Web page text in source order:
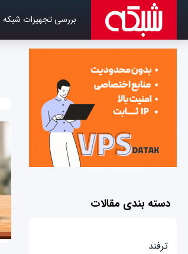
بررسی تجهیزات شبکه
دسته بندی مقالات
ترفند